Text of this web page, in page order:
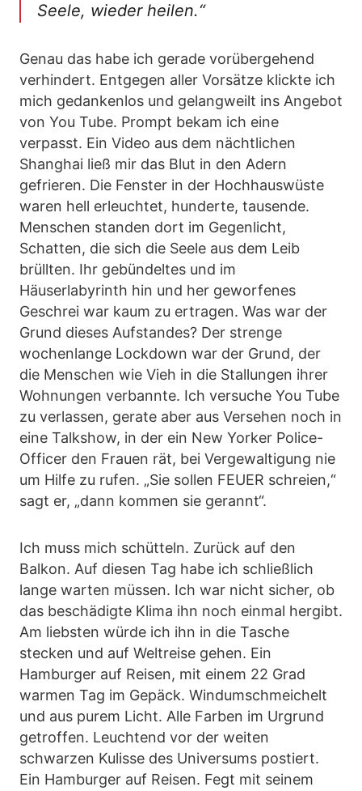
Seele, wieder heilen.“
Genau das habe ich gerade vorübergehend
verhindert. Entgegen aller Vorsätze klickte ich
mich gedankenlos und gelangweilt ins Angebot
von You Tube. Prompt bekam ich eine
verpasst. Ein Video aus dem nächtlichen
Shanghai ließ mir das Blut in den Adern
gefrieren. Die Fenster in der Hochhauswüste
waren hell erleuchtet, hunderte, tausende.
Menschen standen dort im Gegenlicht,
Schatten, die sich die Seele aus dem Leib
brüllten. Ihr gebündeltes und im
Häuserlabyrinth hin und her geworfenes
Geschrei war kaum zu ertragen. Was war der
Grund dieses Aufstandes? Der strenge
wochenlange Lockdown war der Grund, der
die Menschen wie Vieh in die Stallungen ihrer
Wohnungen verbannte. Ich versuche You Tube
zu verlassen, gerate aber aus Versehen noch in
eine Talkshow, in der ein New Yorker Police-
Officer den Frauen rät, bei Vergewaltigung nie
um Hilfe zu rufen. „Sie sollen FEUER schreien,“
sagt er, „dann kommen sie gerannt“.
Ich muss mich schütteln. Zurück auf den
Balkon. Auf diesen Tag habe ich schließlich
lange warten müssen. Ich war nicht sicher, ob
das beschädigte Klima ihn noch einmal hergibt.
Am liebsten würde ich ihn in die Tasche
stecken und auf Weltreise gehen. Ein
Hamburger auf Reisen, mit einem 22 Grad
warmen Tag im Gepäck. Windumschmeichelt
und aus purem Licht. Alle Farben im Urgrund
getroffen. Leuchtend vor der weiten
schwarzen Kulisse des Universums postiert.
Ein Hamburger auf Reisen. Fegt mit seinem